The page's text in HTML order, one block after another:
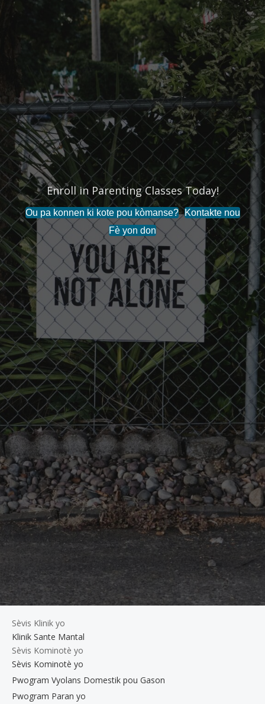
Enroll in Parenting Classes Today!
Ou pa konnen ki kote pou kòmanse? Kontakte nou
Fè yon don
Sèvis Klinik yo
Klinik Sante Mantal
Sèvis Kominotè yo
Sèvis Kominotè yo
Pwogram Vyolans Domestik pou Gason
Pwogram Paran yo